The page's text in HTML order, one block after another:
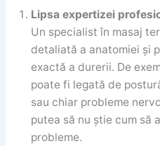
Lipsa expertizei
Un specialist în masaj
detaliată a anatomiei și
exactă a durerii. De
poate fi legată de
sau chiar probleme
putea să nu știe cum să
probleme.